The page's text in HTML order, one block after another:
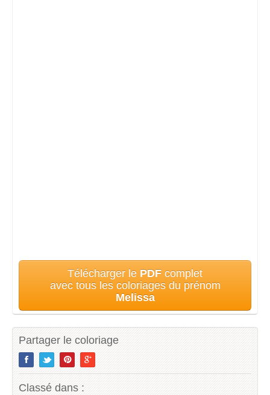
Télécharger le PDF complet
avec tous les coloriages du prénom
Melissa
Partager le coloriage
Classé dans :